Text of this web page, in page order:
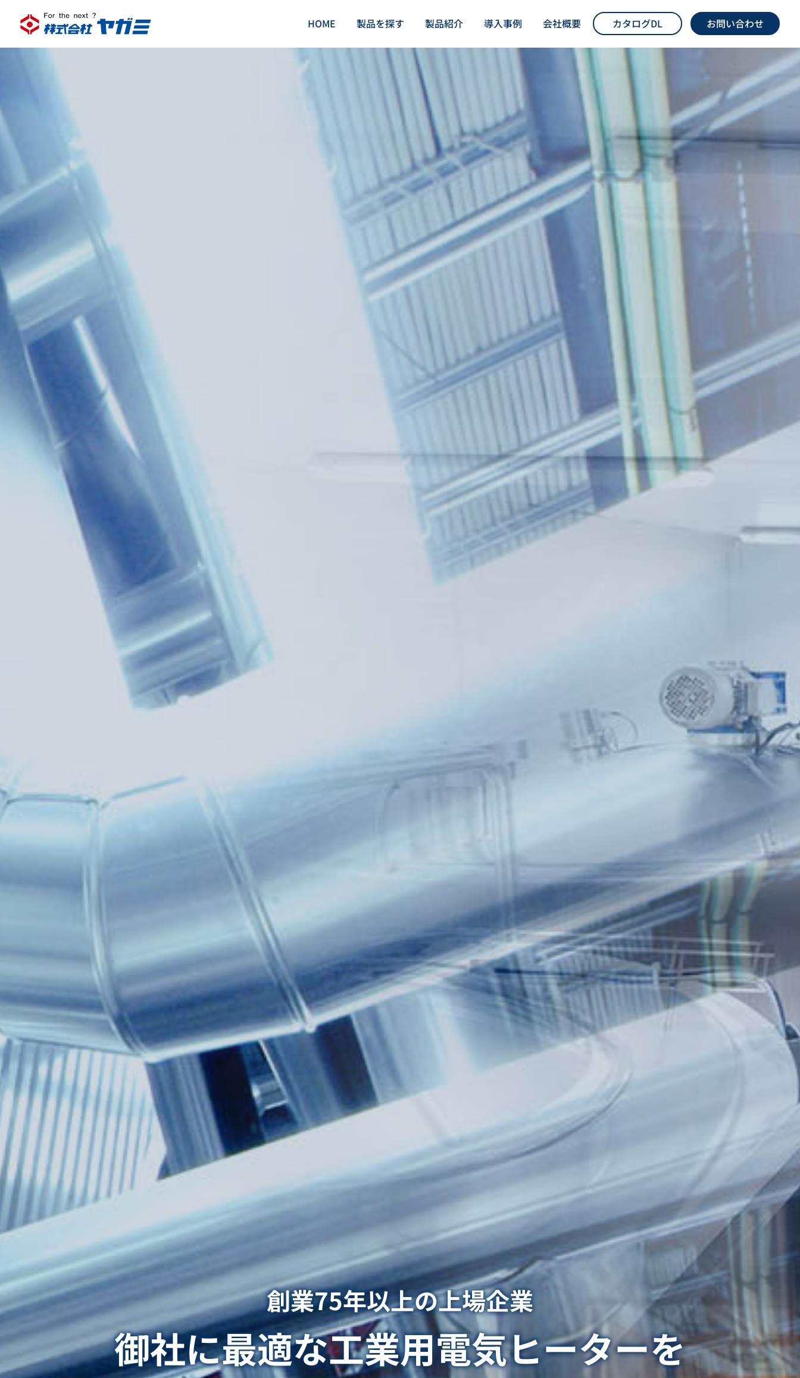
HOME 製品を探す 製品紹介 導入事例 会社概要 カタログDL お問い合わせ
創業75年以上の上場企業
御社に最適な工業用電気ヒーターを